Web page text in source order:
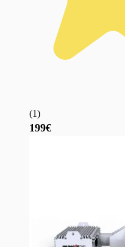
(1)
199€